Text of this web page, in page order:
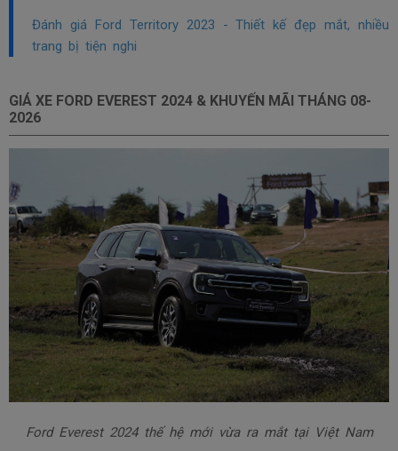
Đánh giá Ford Territory 2023 - Thiết kế đẹp mắt, nhiều
trang bị tiện nghi
GIÁ XE FORD EVEREST 2024 & KHUYẾN MÃI THÁNG 08-
2026
Ford Everest 2024 thế hệ mới vừa ra mắt tại Việt Nam